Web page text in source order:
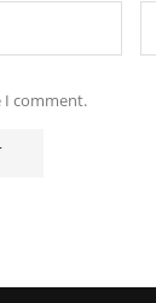
I comment.